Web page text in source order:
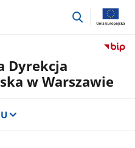
przejdź
Dyrekcja
w Warszawie